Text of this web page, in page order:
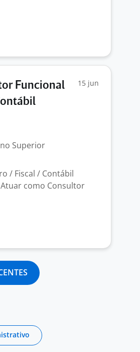
Funcional
15 jun
Superior
/ Fiscal / Contábil
como Consultor